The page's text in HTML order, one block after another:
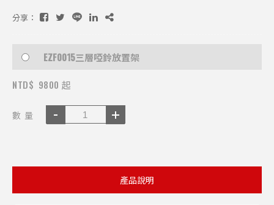
分享：
EZF0015三層啞鈴放置架
NTD$ 9800 起
數 量
產品說明